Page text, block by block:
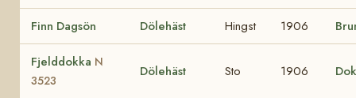
Finn Dagsön Dölehäst Hingst 1906
Fjelddokka N
3523
Dölehäst Sto 1906